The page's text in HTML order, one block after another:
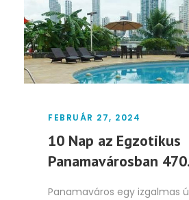
FEBRUÁR 27, 2024
10 Nap az Egzotikus
Panamavárosban
Panamaváros egy izgalmas